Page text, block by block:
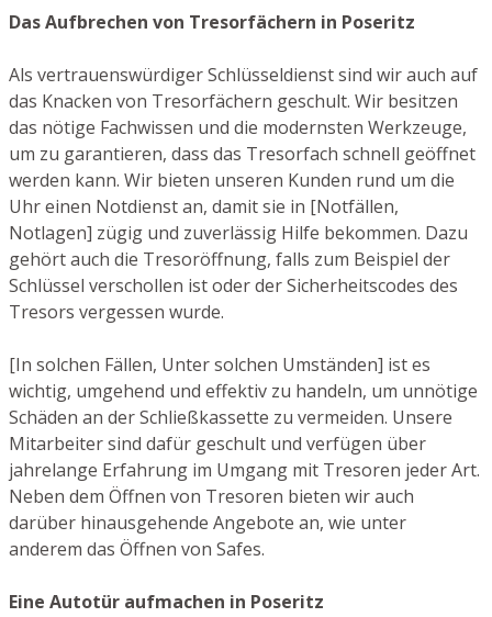
Das Aufbrechen von Tresorfächern in Poseritz
Als vertrauenswürdiger Schlüsseldienst sind wir auch auf
das Knacken von Tresorfächern geschult. Wir besitzen
das nötige Fachwissen und die modernsten Werkzeuge,
um zu garantieren, dass das Tresorfach schnell geöffnet
werden kann. Wir bieten unseren Kunden rund um die
Uhr einen Notdienst an, damit sie in [Notfällen,
Notlagen] zügig und zuverlässig Hilfe bekommen. Dazu
gehört auch die Tresoröffnung, falls zum Beispiel der
Schlüssel verschollen ist oder der Sicherheitscodes des
Tresors vergessen wurde.
[In solchen Fällen, Unter solchen Umständen] ist es
wichtig, umgehend und effektiv zu handeln, um unnötige
Schäden an der Schließkassette zu vermeiden. Unsere
Mitarbeiter sind dafür geschult und verfügen über
jahrelange Erfahrung im Umgang mit Tresoren jeder Art.
Neben dem Öffnen von Tresoren bieten wir auch
darüber hinausgehende Angebote an, wie unter
anderem das Öffnen von Safes.
Eine Autotür aufmachen in Poseritz